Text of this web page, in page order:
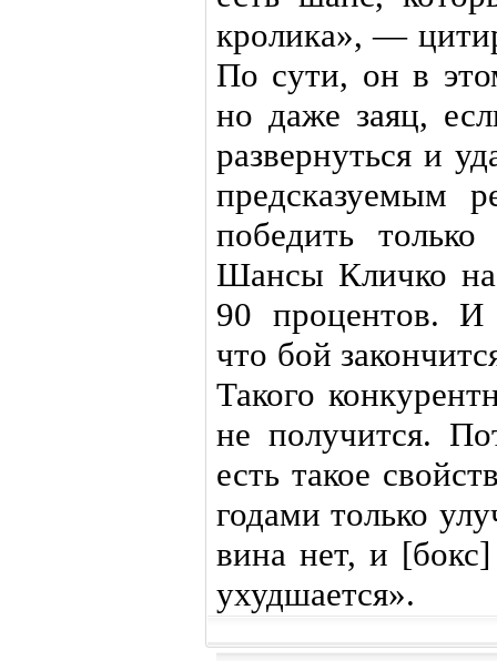
кролика», —
По сути, он в
но даже заяц,
развернуться и
предсказуемым
победить
Шансы Кличко
90 процентов. И
что бой
Такого
не получится.
есть такое
годами только
вина нет, и
ухудшается».